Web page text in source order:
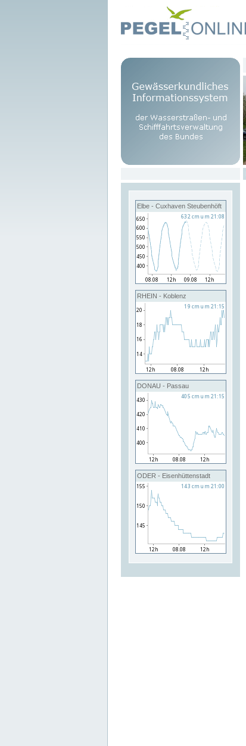
Elbe - Cuxhaven Steubenhöft
RHEIN - Koblenz
DONAU - Passau
ODER - Eisenhüttenstadt